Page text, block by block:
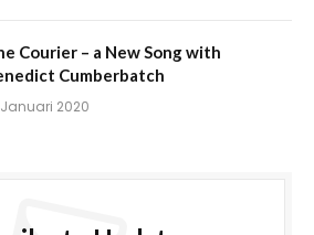
Courier – a New Song with
Cumberbatch
Januari 2020